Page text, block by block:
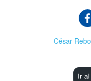
César
Ir